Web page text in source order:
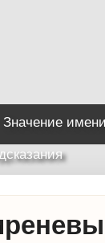
Значение имени